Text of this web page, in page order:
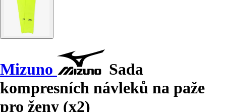
Mizuno
Sada
kompresních návleků na paže
pro ženy (x2)